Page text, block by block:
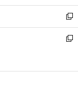
開
く
ウ
で
開
く
ン
ド
ウ
で
ウ
ィ
ン
ド
開
新
し
い
ン
新
ウ